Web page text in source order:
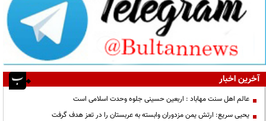
آخرین اخبار
عالم اهل سنت مهاباد : اربعین حسینی جلوه وحدت اسلامی است
یحیی سریع: ارتش یمن مزدوران وابسته به عربستان را در تعز هدف گرفت